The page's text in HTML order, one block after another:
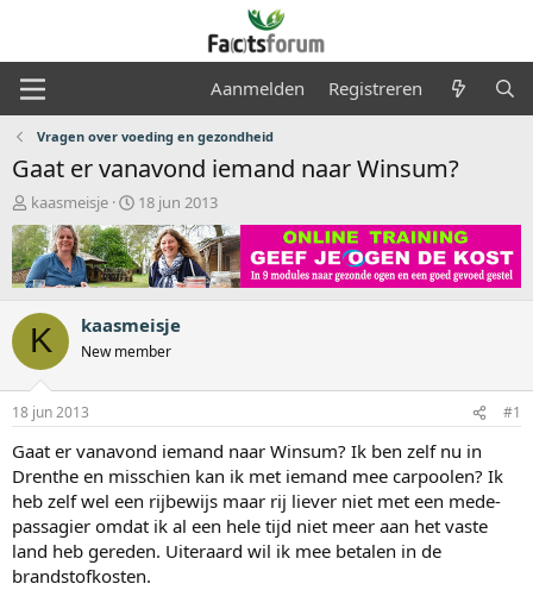
Aanmelden Registreren
Vragen over voeding en gezondheid
Gaat er vanavond iemand naar Winsum?
O
n
d
e
r
w
e
r
p
s
t
r
t
e
r
kaasmeisje
S
t
a
r
t
a
t
m
18 jun 2013
K kaasmeisje
New member
18 jun 2013 #1
Gaat er vanavond iemand naar Winsum? Ik ben zelf nu in
Drenthe en misschien kan ik met iemand mee carpoolen? Ik
heb zelf wel een rijbewijs maar rij liever niet met een mede-
passagier omdat ik al een hele tijd niet meer aan het vaste
land heb gereden. Uiteraard wil ik mee betalen in de
brandstofkosten.